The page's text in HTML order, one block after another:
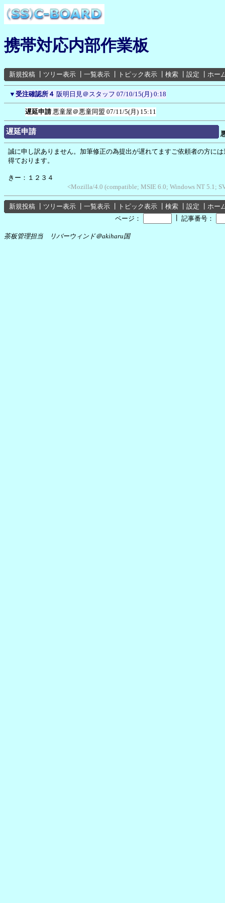
携帯対応内部作業板
新規投稿 ツリー表示 一覧表示 トピック表示 検索 設定 ホー
▼ 受注確認所４ 阪明日見＠スタッフ 07/10/15(月) 0:18
遅延申請 悪童屋＠悪童同盟 07/11/5(月) 15:11
遅延申請
誠に申し訳ありません。加筆修正の為提出が遅れてますご依頼者の方に
得ております。
きー：１２３４
<Mozilla/4.0 (compatible; MSIE 6.0; Windows NT 5.1;
新規投稿 ツリー表示 一覧表示 トピック表示 検索 設定
ホー
ページ：
記事番号：
茶板管理担当 リバーウィンド＠akiharu国